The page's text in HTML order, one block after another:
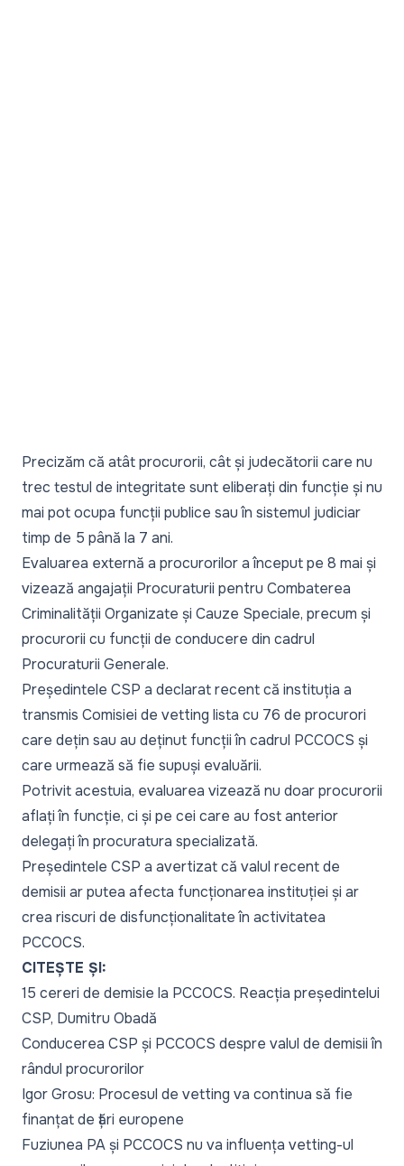
Precizăm că atât procurorii, cât și judecătorii care nu
trec testul de integritate sunt eliberați din funcție și nu
mai pot ocupa funcții publice sau în sistemul judiciar
timp de 5 până la 7 ani.
Evaluarea externă a procurorilor a început pe 8 mai și
vizează angajații Procuraturii pentru Combaterea
Criminalității Organizate și Cauze Speciale, precum și
procurorii cu funcții de conducere din cadrul
Procuraturii Generale.
Președintele CSP a declaratrecent că instituția a
transmis Comisiei de vetting lista cu 76 de procurori
care dețin sau au deținut funcții în cadrul PCCOCS și
care urmează să fie supuși evaluării.
Potrivit acestuia, evaluarea vizează nu doar procurorii
aflați în funcție, ci și pe cei care au fost anterior
delegați în procuratura specializată.
Președintele CSP a avertizat că valul recent de
demisii ar putea afecta funcționarea instituției și ar
crea riscuri de disfuncționalitate în activitatea
PCCOCS.
CITEȘTE ȘI:
15 cereri de demisie la PCCOCS. Reacția președintelui
CSP, Dumitru Obadă
Conducerea CSP și PCCOCS despre valul de demisii în
rândul procurorilor
Igor Grosu: Procesul de vetting va continua să fie
finanțat de țări europene
Fuziunea PA și PCCOCS nu va influența vetting-ul